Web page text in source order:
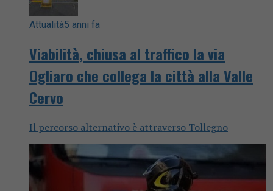
Attualità5 anni fa
Viabilità, chiusa al traffico la via
Ogliaro che collega la città alla Valle
Cervo
Il percorso alternativo è attraverso Tollegno